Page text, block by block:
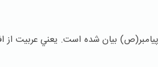
بيان شده است. يعني عربيت از